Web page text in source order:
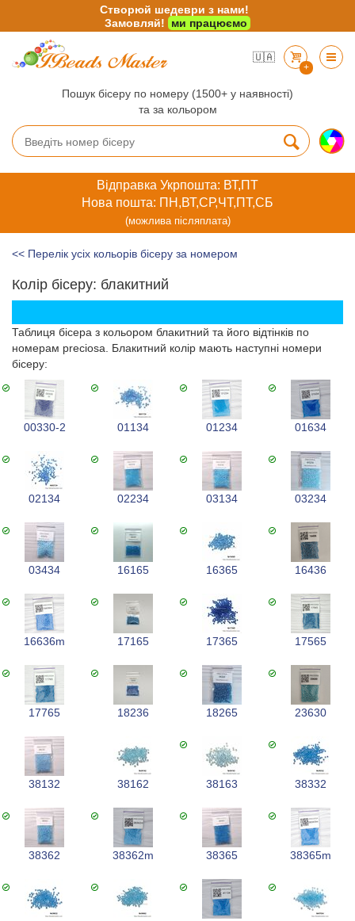
🇺🇦
+
Пошук бісеру по номеру (1500+ у наявності)
та за кольором
Відправка Укрпошта: ВТ,ПТ
Нова пошта: ПН,ВТ,СР,ЧТ,ПТ,СБ
(можлива післяплата)
<< Перелік усіх кольорів бісеру за номером
Колір бісеру: блакитний
Таблиця бісера з кольором блакитний та його відтінків по
номерам preciosa. Блакитний колір мають наступні номери
бісеру:
00330-2 01134 01234 01634
02134 02234 03134 03234
03434 16165 16365 16436
16636m 17165 17365 17565
17765 18236 18265 23630
38132 38162 38163 38332
38362 38362m 38365 38365m
Створюй шедеври з нами!
Замовляй!
ми працюємо